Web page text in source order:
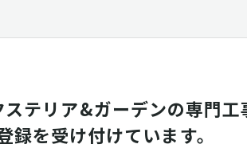
テリア&ガーデンの専門工
録を受け付けています。